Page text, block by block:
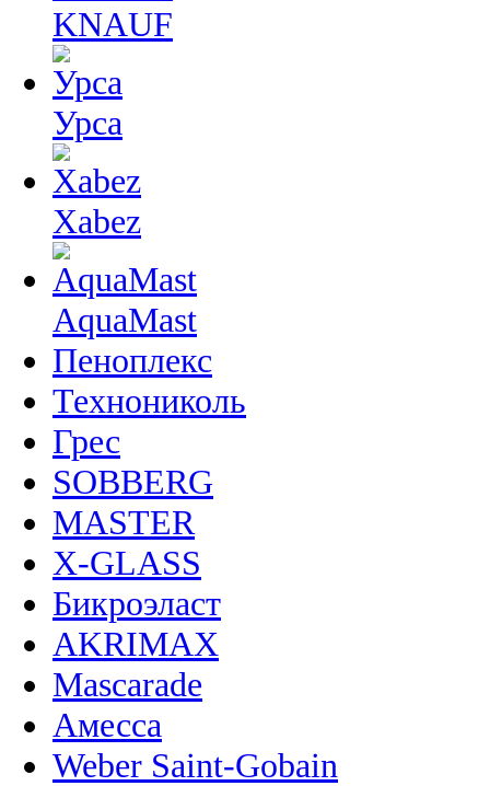
KNAUF
Урса
Xabez
AquaMast
Пеноплекс
Технониколь
Грес
SOBBERG
MASTER
X-GLASS
Бикроэласт
AKRIMAX
Mascarade
Амесса
Weber Saint-Gobain